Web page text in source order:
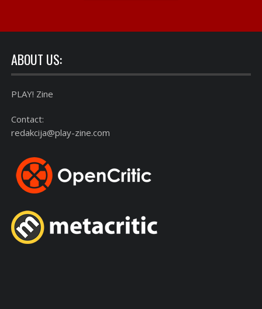
ABOUT US:
PLAY! Zine
Contact:
redakcija@play-zine.com